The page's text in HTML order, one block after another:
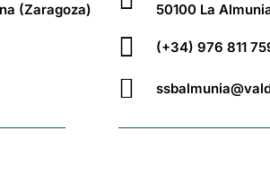
(Zaragoza)
50100 La
(+34) 976 811